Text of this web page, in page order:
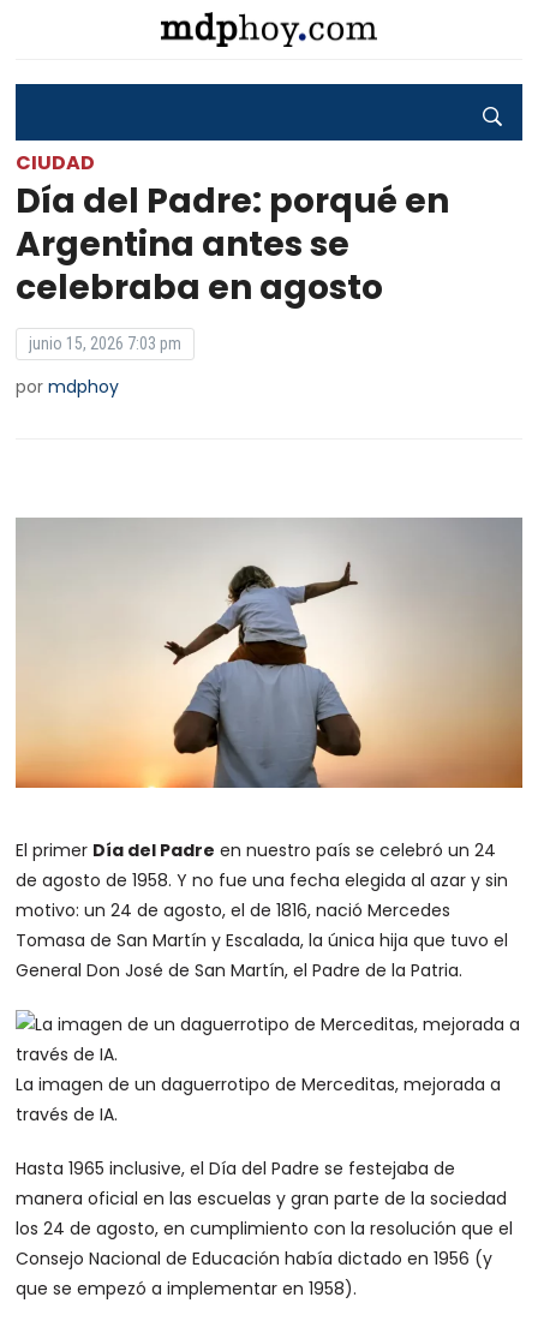
CIUDAD
Día del Padre: porqué en
Argentina antes se
celebraba en agosto
junio 15, 2026 7:03 pm
pormdphoy
El primer Día del Padre en nuestro país se celebró un 24
de agosto de 1958. Y no fue una fecha elegida al azar y sin
motivo: un 24 de agosto, el de 1816, nació Mercedes
Tomasa de San Martín y Escalada, la única hija que tuvo el
General Don José de San Martín, el Padre de la Patria.
La imagen de un daguerrotipo de Merceditas, mejorada a
través de IA.
Hasta 1965 inclusive, el Día del Padre se festejaba de
manera oficial en las escuelas y gran parte de la sociedad
los 24 de agosto, en cumplimiento con la resolución que el
Consejo Nacional de Educación había dictado en 1956 (y
que se empezó a implementar en 1958).